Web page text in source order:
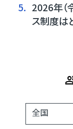
5. 2026年（
ス制度は